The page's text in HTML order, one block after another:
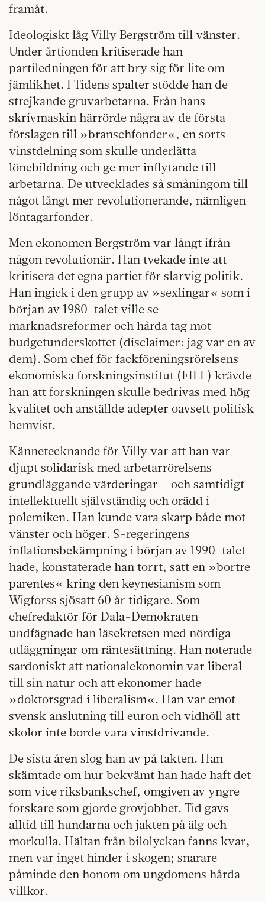
framåt.
Ideologiskt låg Villy Bergström till vänster.
Under årtionden kritiserade han
partiledningen för att bry sig för lite om
jämlikhet. I Tidens spalter stödde han de
strejkande gruvarbetarna. Från hans
skrivmaskin härrörde några av de första
förslagen till »branschfonder«, en sorts
vinstdelning som skulle underlätta
lönebildning och ge mer inflytande till
arbetarna. De utvecklades så småningom till
något långt mer revolutionerande, nämligen
löntagarfonder.
Men ekonomen Bergström var långt ifrån
någon revolutionär. Han tvekade inte att
kritisera det egna partiet för slarvig politik.
Han ingick i den grupp av »sexlingar« som i
början av 1980-talet ville se
marknadsreformer och hårda tag mot
budgetunderskottet (disclaimer: jag var en av
dem). Som chef för fackföreningsrörelsens
ekonomiska forskningsinstitut (FIEF) krävde
han att forskningen skulle bedrivas med hög
kvalitet och anställde adepter oavsett politisk
hemvist.
Kännetecknande för Villy var att han var
djupt solidarisk med arbetarrörelsens
grundläggande värderingar – och samtidigt
intellektuellt självständig och orädd i
polemiken. Han kunde vara skarp både mot
vänster och höger. S-regeringens
inflationsbekämpning i början av 1990-talet
hade, konstaterade han torrt, satt en »bortre
parentes« kring den keynesianism som
Wigforss sjösatt 60 år tidigare. Som
chefredaktör för Dala-Demokraten
undfägnade han läsekretsen med nördiga
utläggningar om räntesättning. Han noterade
sardoniskt att nationalekonomin var liberal
till sin natur och att ekonomer hade
»doktorsgrad i liberalism«. Han var emot
svensk anslutning till euron och vidhöll att
skolor inte borde vara vinstdrivande.
De sista åren slog han av på takten. Han
skämtade om hur bekvämt han hade haft det
som vice riksbankschef, omgiven av yngre
forskare som gjorde grovjobbet. Tid gavs
alltid till hundarna och jakten på älg och
morkulla. Hältan från bilolyckan fanns kvar,
men var inget hinder i skogen; snarare
påminde den honom om ungdomens hårda
villkor.